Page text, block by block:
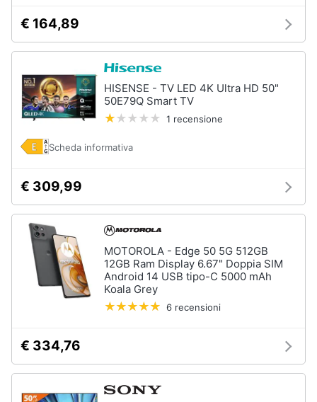
€ 164,89
HISENSE - TV LED 4K Ultra HD 50"
50E79Q Smart TV
1 recensione
Scheda informativa
€ 309,99
MOTOROLA - Edge 50 5G 512GB
12GB Ram Display 6.67" Doppia SIM
Android 14 USB tipo-C 5000 mAh
Koala Grey
6 recensioni
€ 334,76